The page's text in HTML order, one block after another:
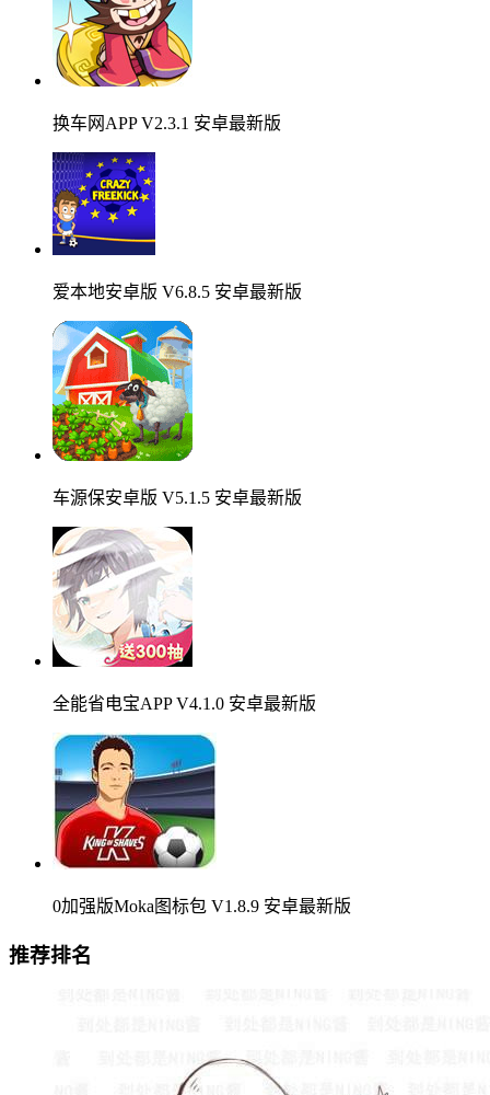
换车网APP V2.3.1 安卓最新版
爱本地安卓版 V6.8.5 安卓最新版
车源保安卓版 V5.1.5 安卓最新版
全能省电宝APP V4.1.0 安卓最新版
0加强版Moka图标包 V1.8.9 安卓最新版
推荐排名